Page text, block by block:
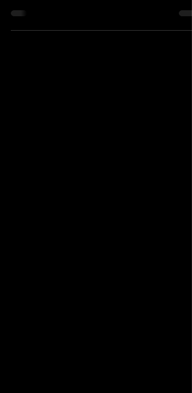
revelado un teaser del nuevo T.33 Spider